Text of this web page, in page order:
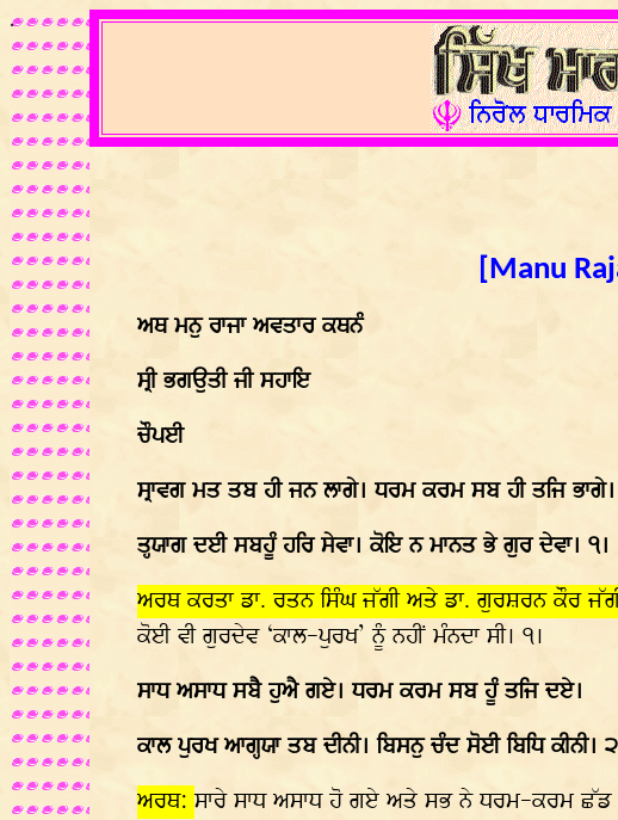
.
[Manu
ਅਥ ਮਨੁ ਰਾਜਾ ਅਵਤਾਰ ਕਥਨੰ
ਸ੍ਰੀ ਭਗਉਤੀ ਜੀ ਸਹਾਇ
ਚੌਪਈ
ਸ੍ਰਾਵਗ ਮਤ ਤਬ ਹੀ ਜਨ ਲਾਗੇ। ਧਰਮ ਕਰਮ ਸਬ ਹੀ ਤਜਿ ਭਾਗੇ।
ਤ੍ਹਯਾਗ ਦਈ ਸਬਹੂੰ ਹਰਿ ਸੇਵਾ। ਕੋਇ ਨ ਮਾਨਤ ਭੇ ਗੁਰ ਦੇਵਾ। ੧।
ਅਰਥ ਕਰਤਾ ਡਾ. ਰਤਨ ਸਿੰਘ ਜੱਗੀ ਅਤੇ ਡਾ. ਗੁਰਸ਼ਰਨ ਕੌਰ
ਕੋਈ ਵੀ ਗੁਰਦੇਵ ‘ਕਾਲ-ਪੁਰਖ’ ਨੂੰ ਨਹੀਂ ਮੰਨਦਾ ਸੀ। ੧।
ਸਾਧ ਅਸਾਧ ਸਬੈ ਹੁਐ ਗਏ। ਧਰਮ ਕਰਮ ਸਬ ਹੂੰ ਤਜਿ ਦਏ।
ਕਾਲ ਪੁਰਖ ਆਗ੍ਹਯਾ ਤਬ ਦੀਨੀ। ਬਿਸਨੁ ਚੰਦ ਸੋਈ ਬਿਧਿ ਕੀਨੀ।
ਅਰਥ: ਸਾਰੇ ਸਾਧ ਅਸਾਧ ਹੋ ਗਏ ਅਤੇ ਸਭ ਨੇ ਧਰਮ-ਕਰਮ ਛੱਡ